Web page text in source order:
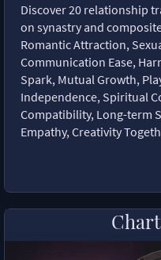
Discover 20 relationship
on synastry and
Romantic Attraction,
Communication Ease,
Spark, Mutual Growth,
Independence, Spiritual
Compatibility, Long-term
Empathy, Creativity